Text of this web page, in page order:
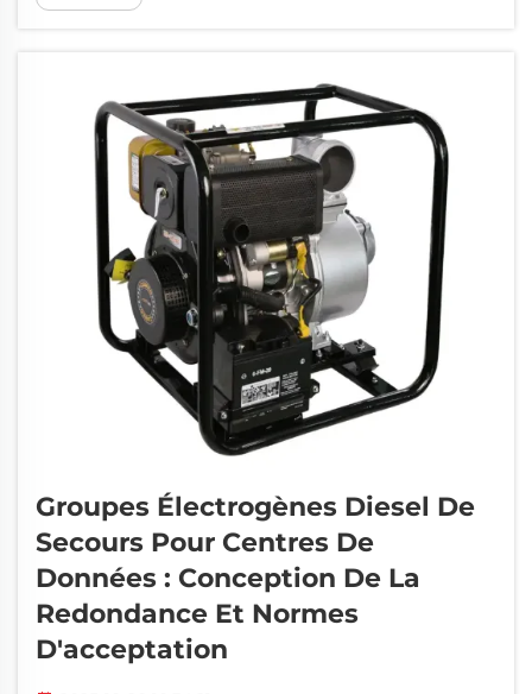
Groupes Électrogènes Diesel De
Secours Pour Centres De
Données : Conception De La
Redondance Et Normes
D'acceptation